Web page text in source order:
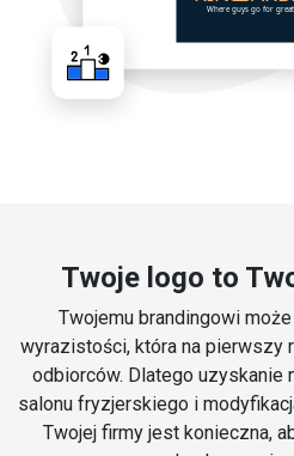
Twoje logo to
Twojemu brandingowi
wyrazistości, która na pierwszy
odbiorców. Dlatego uzyskanie
salonu fryzjerskiego i
Twojej firmy jest konieczna,